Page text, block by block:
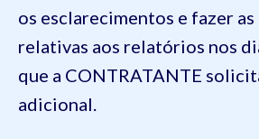
os esclarecimentos e fazer
relativas aos relatórios nos
que a CONTRATANTE
adicional.